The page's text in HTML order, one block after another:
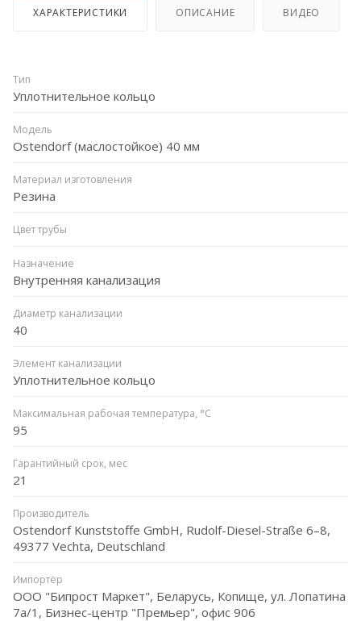
ХАРАКТЕРИСТИКИ ОПИСАНИЕ ВИДЕО
Тип
Уплотнительное кольцо
Модель
Ostendorf (маслостойкое) 40 мм
Материал изготовления
Резина
Цвет трубы
Назначение
Внутренняя канализация
Диаметр канализации
40
Элемент канализации
Уплотнительное кольцо
Максимальная рабочая температура, °C
95
Гарантийный срок, мес
21
Производитель
Ostendorf Kunststoffe GmbH, Rudolf-Diesel-Straße 6–8,
49377 Vechta, Deutschland
Импортёр
ООО "Бипрост Маркет", Беларусь, Копище, ул. Лопатина
7а/1, Бизнес-центр "Премьер", офис 906